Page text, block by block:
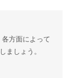
方面によって
ましょう。